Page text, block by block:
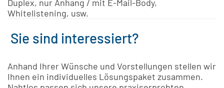
Duplex, nur Anhang / mit E-Mail-Body,
Whitelistening, usw.
Sie sind interessiert?
Anhand Ihrer Wünsche und Vorstellungen stellen wir
Ihnen ein individuelles Lösungspaket zusammen.